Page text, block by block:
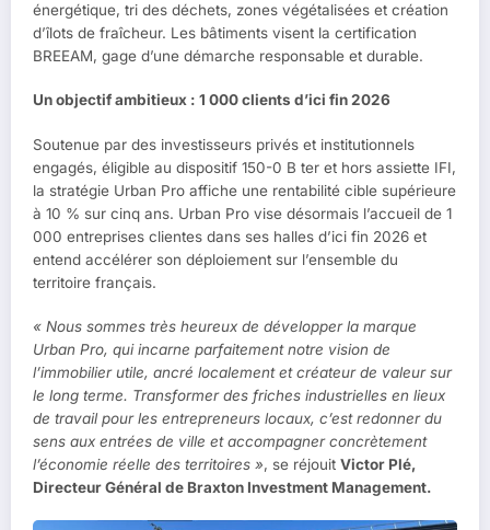
énergétique, tri des déchets, zones végétalisées et création
d’îlots de fraîcheur. Les bâtiments visent la certification
BREEAM, gage d’une démarche responsable et durable.
Un objectif ambitieux : 1 000 clients d’ici fin 2026
Soutenue par des investisseurs privés et institutionnels
engagés, éligible au dispositif 150-0 B ter et hors assiette IFI,
la stratégie Urban Pro affiche une rentabilité cible supérieure
à 10 % sur cinq ans. Urban Pro vise désormais l’accueil de 1
000 entreprises clientes dans ses halles d’ici fin 2026 et
entend accélérer son déploiement sur l’ensemble du
territoire français.
« Nous sommes très heureux de développer la marque
Urban Pro, qui incarne parfaitement notre vision de
l’immobilier utile, ancré localement et créateur de valeur sur
le long terme. Transformer des friches industrielles en lieux
de travail pour les entrepreneurs locaux, c’est redonner du
sens aux entrées de ville et accompagner concrètement
l’économie réelle des territoires », se réjouit Victor Plé,
Directeur Général de Braxton Investment Management.